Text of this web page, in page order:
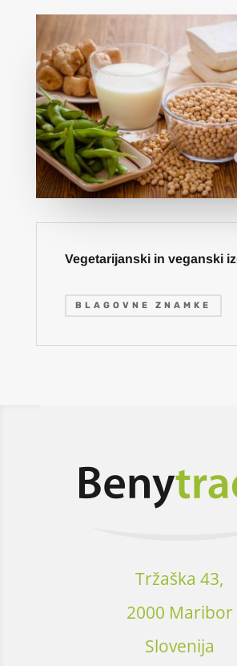
Vegetarijanski in veganski
BLAGOVNE ZNAMKE
Tržaška 43,
2000 Maribor
Slovenija